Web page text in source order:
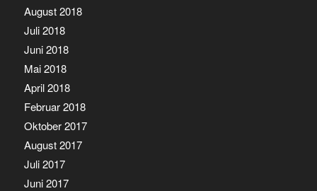
August 2018
Juli 2018
Juni 2018
Mai 2018
April 2018
Februar 2018
Oktober 2017
August 2017
Juli 2017
Juni 2017